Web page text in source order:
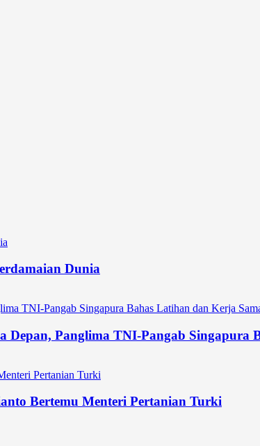
Dunia
Depan, Panglima TNI-Pangab Singapura
Bertemu Menteri Pertanian Turki